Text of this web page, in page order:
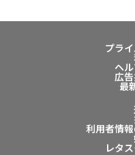
プラ
ヘ
広
最
利用者情
レタ